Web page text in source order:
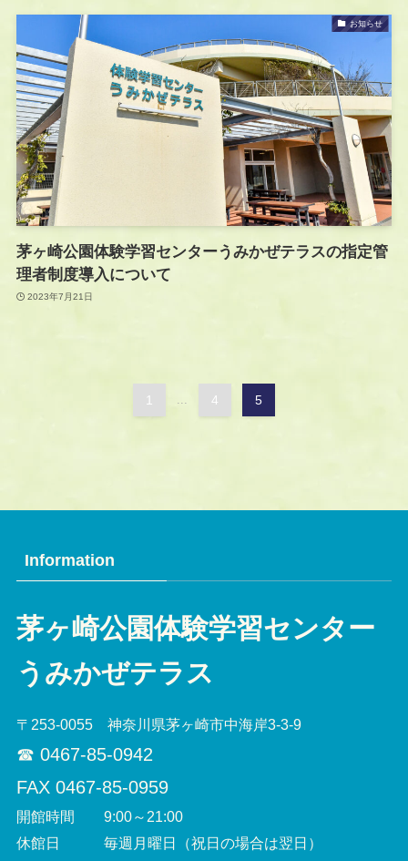
お知らせ
茅ヶ崎公園体験学習センターうみかぜテラスの指定管
理者制度導入について
2023年7月21日
1 ... 4 5
Information
茅ヶ崎公園体験学習センター
うみかぜテラス
〒253-0055 神奈川県茅ヶ崎市中海岸3-3-9
☎︎ 0467-85-0942
FAX 0467-85-0959
開館時間 9:00～21:00
休館日 毎週月曜日（祝日の場合は翌日）